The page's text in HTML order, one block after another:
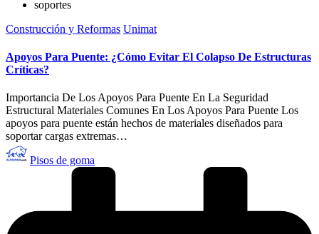
soportes
Publicado
Construcción y Reformas Unimat
Apoyos Para Puente: ¿Cómo Evitar El Colapso De Estructuras
Críticas?
Importancia De Los Apoyos Para Puente En La Seguridad
Estructural Materiales Comunes En Los Apoyos Para Puente Los
apoyos para puente están hechos de materiales diseñados para
soportar cargas extremas…
Publicado
por
Pisos de goma